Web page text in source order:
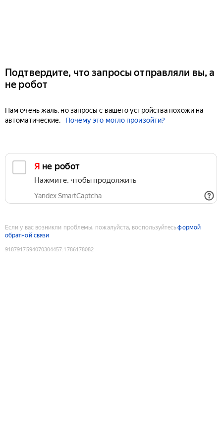
Подтвердите, что запросы отправляли вы, а
не робот
Нам очень жаль, но запросы с вашего устройства похожи на
автоматические.
Почему это могло произойти?
Я не робот
Нажмите, чтобы продолжить
Yandex SmartCaptcha
Если у вас возникли проблемы, пожалуйста, воспользуйтесьформой
обратной связи
9187917594070304457:1786178082